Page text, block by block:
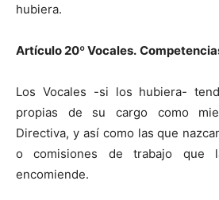
hubiera.
Artículo 20ºVocales.
Los Vocales -si los hubiera-
propias de su cargo como
Directiva, y así como las que
o comisiones de trabajo que
encomiende.